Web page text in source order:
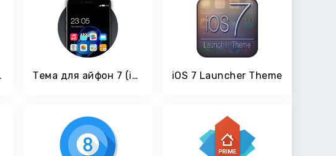
Theme Тема для айфон 7 (iphone 7): Стильный лаунчер iOS 7 Launcher Theme